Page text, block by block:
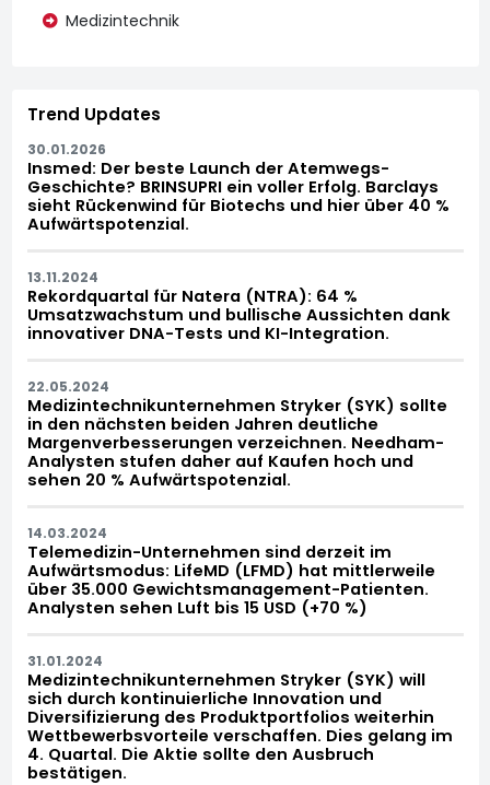
Medizintechnik
Trend Updates
30.01.2026
Insmed: Der beste Launch der Atemwegs-
Geschichte? BRINSUPRI ein voller Erfolg. Barclays
sieht Rückenwind für Biotechs und hier über 40 %
Aufwärtspotenzial.
13.11.2024
Rekordquartal für Natera (NTRA): 64 %
Umsatzwachstum und bullische Aussichten dank
innovativer DNA-Tests und KI-Integration.
22.05.2024
Medizintechnikunternehmen Stryker (SYK) sollte
in den nächsten beiden Jahren deutliche
Margenverbesserungen verzeichnen. Needham-
Analysten stufen daher auf Kaufen hoch und
sehen 20 % Aufwärtspotenzial.
14.03.2024
Telemedizin-Unternehmen sind derzeit im
Aufwärtsmodus: LifeMD (LFMD) hat mittlerweile
über 35.000 Gewichtsmanagement-Patienten.
Analysten sehen Luft bis 15 USD (+70 %)
31.01.2024
Medizintechnikunternehmen Stryker (SYK) will
sich durch kontinuierliche Innovation und
Diversifizierung des Produktportfolios weiterhin
Wettbewerbsvorteile verschaffen. Dies gelang im
4. Quartal. Die Aktie sollte den Ausbruch
bestätigen.